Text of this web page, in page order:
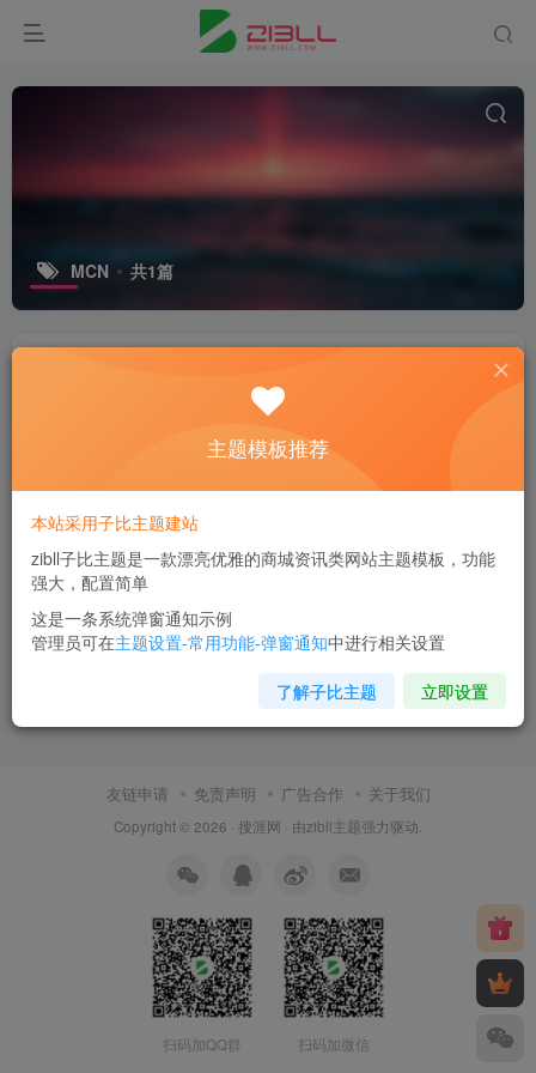
MCN 共1篇
微资讯
2年前
友链申请 免责声明 广告合作 关于我们
Copyright © 2026 · 搜涯网 · 由zibll主题强力驱动.
扫码加QQ群 扫码加微信
主题模板推荐
本站采用子比主题建站
zibll子比主题是一款漂亮优雅的商城资讯类网站主题模板，功能
强大，配置简单
这是一条系统弹窗通知示例
管理员可在主题设置-常用功能-弹窗通知中进行相关设置
了解子比主题 立即设置